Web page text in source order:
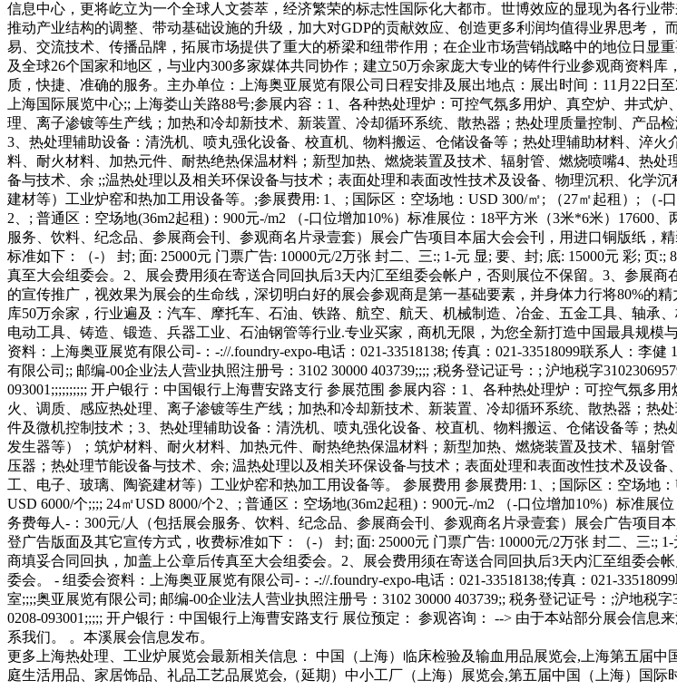
信息中心，更将屹立为一个全球人文荟萃，经济繁荣的标志性国际化大都市。世博效应的显现为各行业
推动产业结构的调整、带动基础设施的升级，加大对GDP的贡献效应、创造更多利润均值得业界思考，
易、交流技术、传播品牌，拓展市场提供了重大的桥梁和纽带作用；在企业市场营销战略中的地位日
及全球26个国家和地区，与业内300多家媒体共同协作；建立50万余家庞大专业的铸件行业参观商资料
质，快捷、准确的服务。主办单位：上海奥亚展览有限公司日程安排及展出地点：展出时间：11月22日
上海国际展览中心;; 上海娄山关路88号;参展内容：1、各种热处理炉：可控气氛多用炉、真空炉、井式
理、离子渗镀等生产线；加热和冷却新技术、新装置、冷却循环系统、散热器；热处理质量控制、产品
3、热处理辅助设备：清洗机、喷丸强化设备、校直机、物料搬运、仓储设备等；热处理辅助材料、淬
料、耐火材料、加热元件、耐热绝热保温材料；新型加热、燃烧装置及技术、辐射管、燃烧喷嘴4、热
备与技术、余 ;;温热处理以及相关环保设备与技术；表面处理和表面改性技术及设备、物理沉积、化学
建材等）工业炉窑和热加工用设备等。;参展费用: 1、; 国际区：空场地：USD 300/㎡; （27㎡起租）; （-
2、; 普通区：空场地(36m2起租)：900元-/m2 （-口位增加10%）标准展位：18平方米（3米*6米）17600
服务、饮料、纪念品、参展商会刊、参观商名片录壹套）展会广告项目本届大会会刊，用进口铜版纸
标准如下：（-） 封; 面: 25000元 门票广告: 10000元/2万张 封二、三:; 1-元 显; 要、封; 底: 15000元 彩;
真至大会组委会。2、展会费用须在寄送合同回执后3天内汇至组委会帐户，否则展位不保留。3、参展
的宣传推广，视效果为展会的生命线，深切明白好的展会参观商是第一基础要素，并身体力行将80%的
库50万余家，行业遍及：汽车、摩托车、石油、铁路、航空、航天、机械制造、冶金、五金工具、轴承
电动工具、铸造、锻造、兵器工业、石油钢管等行业.专业买家，商机无限，为您全新打造中国最具规
资料：上海奥亚展览有限公司-：-://.foundry-expo-电话：021-33518138; 传真：021-33518099联系人：李
有限公司;; 邮编-00企业法人营业执照注册号：3102 30000 403739;;;; ;税务登记证号：; 沪地税字
093001;;;;;;;;;; 开户银行：中国银行上海曹安路支行 参展范围 参展内容：1、各种热处理炉：可控气氛
火、调质、感应热处理、离子渗镀等生产线；加热和冷却新技术、新装置、冷却循环系统、散热器；
件及微机控制技术；3、热处理辅助设备：清洗机、喷丸强化设备、校直机、物料搬运、仓储设备等；
发生器等）；筑炉材料、耐火材料、加热元件、耐热绝热保温材料；新型加热、燃烧装置及技术、辐射
压器；热处理节能设备与技术、余; 温热处理以及相关环保设备与技术；表面处理和表面改性技术及设
工、电子、玻璃、陶瓷建材等）工业炉窑和热加工用设备等。 参展费用 参展费用: 1、; 国际区：空场地
USD 6000/个;;;; 24㎡USD 8000/个2、; 普通区：空场地(36m2起租)：900元-/m2 （-口位增加10%）标准
务费每人-：300元/人（包括展会服务、饮料、纪念品、参展商会刊、参观商名片录壹套）展会广告项目
登广告版面及其它宣传方式，收费标准如下：（-） 封; 面: 25000元 门票广告: 10000元/2万张 封二、三:;
商填妥合同回执，加盖上公章后传真至大会组委会。2、展会费用须在寄送合同回执后3天内汇至组委会
委会。 - 组委会资料：上海奥亚展览有限公司-：-://.foundry-expo-电话：021-33518138;传真：021-
室;;;;奥亚展览有限公司; 邮编-00企业法人营业执照注册号：3102 30000 403739;; 税务登记证号：;沪地税
0208-093001;;;;; 开户银行：中国银行上海曹安路支行 展位预定： 参观咨询： --> 由于本站部分展会信
系我们。 。本溪展会信息发布。
更多上海热处理、工业炉展览会最新相关信息： 中国（上海）临床检验及输血用品展览会,上海第五届
庭生活用品、家居饰品、礼品工艺品展览会,（延期）中小工厂（上海）展览会,第五届中国（上海）国际